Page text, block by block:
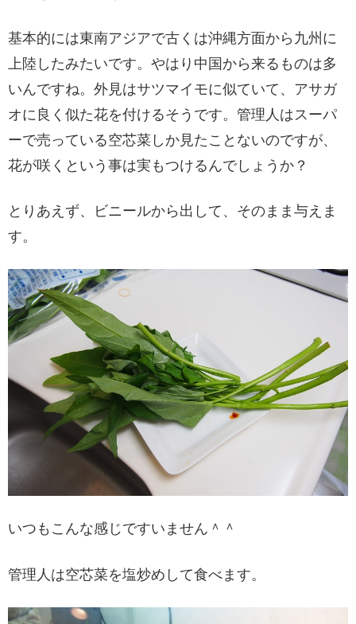
基本的には東南アジアで古くは沖縄方面から九州に
上陸したみたいです。やはり中国から来るものは多
いんですね。外見はサツマイモに似ていて、アサガ
オに良く似た花を付けるそうです。管理人はスーパ
ーで売っている空芯菜しか見たことないのですが、
花が咲くという事は実もつけるんでしょうか？
とりあえず、ビニールから出して、そのまま与えま
す。
いつもこんな感じですいません＾＾
管理人は空芯菜を塩炒めして食べます。